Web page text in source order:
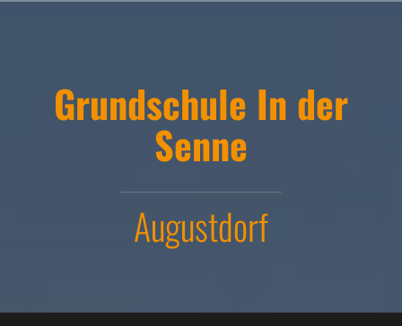
Grundschule In der
Senne
Augustdorf